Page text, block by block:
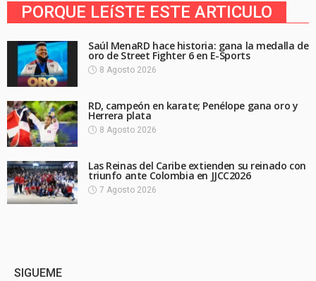
PORQUE LEíSTE ESTE ARTICULO
Saúl MenaRD hace historia: gana la medalla de
oro de Street Fighter 6 en E-Sports
8 Agosto 2026
RD, campeón en karate; Penélope gana oro y
Herrera plata
8 Agosto 2026
Las Reinas del Caribe extienden su reinado con
triunfo ante Colombia en JJCC2026
7 Agosto 2026
SIGUEME